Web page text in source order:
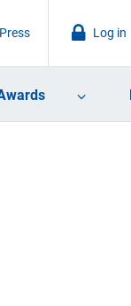
Log in
Press